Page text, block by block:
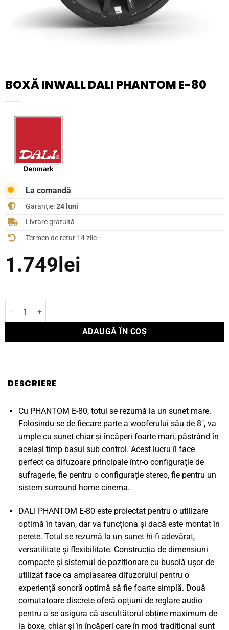
BOXĂ INWALL DALI PHANTOM E-80
La comandă
Garanție:24 luni
Livrare gratuită
Termen de retur 14 zile
1.749 lei
Cantitate Boxă InWall Dali PHANTOM E-80
ADAUGĂ ÎN COȘ
DESCRIERE
Cu PHANTOM E-80, totul se rezumă la un sunet mare.
Folosindu-se de fiecare parte a wooferului său de 8", va
umple cu sunet chiar și încăperi foarte mari, păstrând în
același timp basul sub control. Acest lucru îl face
perfect ca difuzoare principale într-o configurație de
sufragerie, fie pentru o configurație stereo, fie pentru un
sistem surround home cinema.
DALI PHANTOM E-80 este proiectat pentru o utilizare
optimă în tavan, dar va funcționa și dacă este montat în
perete. Totul se rezumă la un sunet hi-fi adevărat,
versatilitate și flexibilitate. Construcția de dimensiuni
compacte și sistemul de poziționare cu busolă ușor de
utilizat face ca amplasarea difuzorului pentru o
experiență sonoră optimă să fie foarte simplă. Două
comutatoare discrete oferă opțiuni de reglare audio
pentru a se asigura că ascultătorul obține maximum de
la boxe, chiar și în încăperi care în mod tradițional sunt